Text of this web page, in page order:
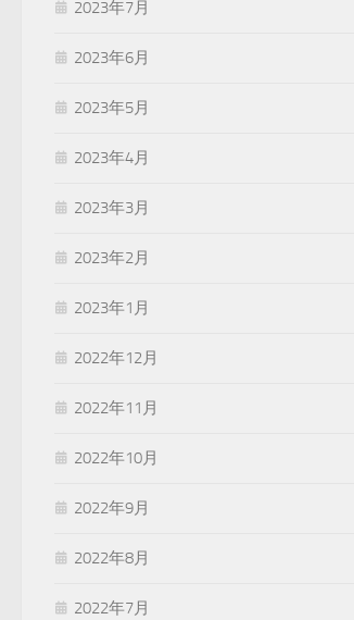
2023年7月
2023年6月
2023年5月
2023年4月
2023年3月
2023年2月
2023年1月
2022年12月
2022年11月
2022年10月
2022年9月
2022年8月
2022年7月